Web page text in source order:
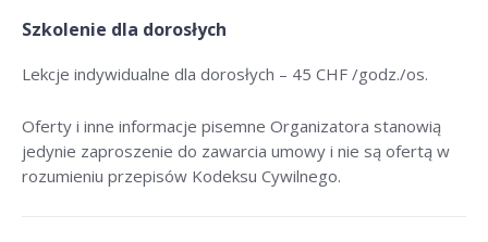
Szkolenie dla dorosłych
Lekcje indywidualne dla dorosłych – 45 CHF /godz./os.
Oferty i inne informacje pisemne Organizatora stanowią
jedynie zaproszenie do zawarcia umowy i nie są ofertą w
rozumieniu przepisów Kodeksu Cywilnego.